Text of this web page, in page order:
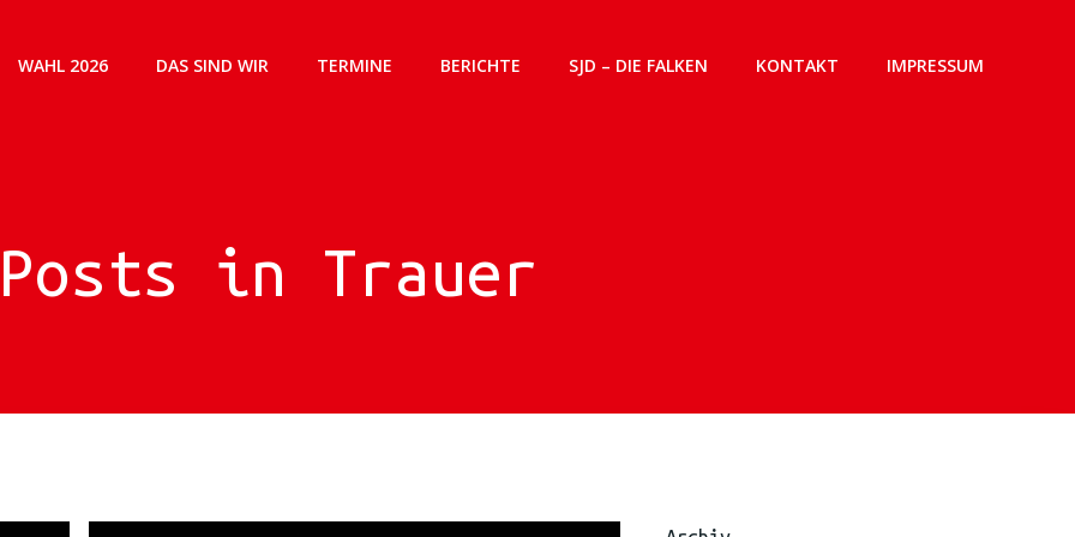
WAHL 2026 DAS SIND WIR TERMINE BERICHTE SJD – DIE FALKEN KONTAKT IMPRESSUM
Posts in Trauer